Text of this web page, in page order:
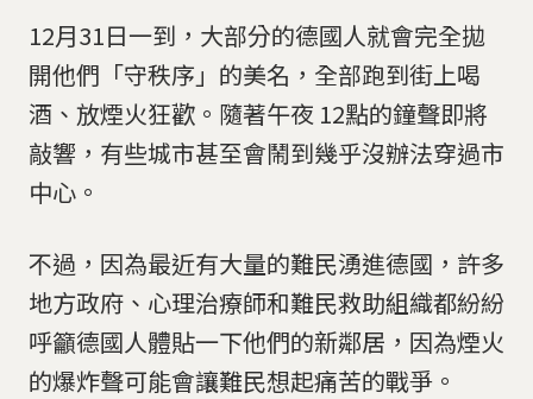
12月31日一到，大部分的德國人就會完全拋
開他們「守秩序」的美名，全部跑到街上喝
酒、放煙火狂歡。隨著午夜 12點的鐘聲即將
敲響，有些城市甚至會鬧到幾乎沒辦法穿過市
中心。
不過，因為最近有大量的難民湧進德國，許多
地方政府、心理治療師和難民救助組織都紛紛
呼籲德國人體貼一下他們的新鄰居，因為煙火
的爆炸聲可能會讓難民想起痛苦的戰爭。